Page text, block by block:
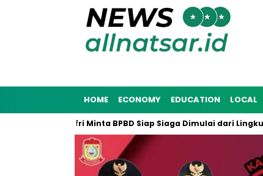
HOME ECONOMY EDUCATION LOCAL
Munafri Minta BPBD Siap Siaga Dimulai dari Lingkungan